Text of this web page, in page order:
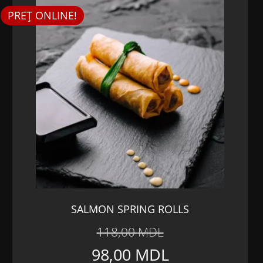
PREȚ ONLINE!
SALMON SPRING ROLLS
118,00MDL
Prețul
98,00 MDLPrețul